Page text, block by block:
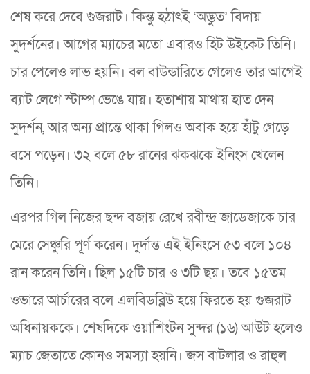
শেষ করে দেবে গুজরাট। কিন্তু হঠাৎই ‘অদ্ভুত’ বিদায়
সুদর্শনের। আগের ম্যাচের মতো এবারও হিট উইকেট তিনি।
চার পেলেও লাভ হয়নি। বল বাউন্ডারিতে গেলেও তার আগেই
ব্যাট লেগে স্টাম্প ভেঙে যায়। হতাশায় মাথায় হাত দেন
সুদর্শন, আর অন্য প্রান্তে থাকা গিলও অবাক হয়ে হাঁটু গেড়ে
বসে পড়েন। ৩২ বলে ৫৮ রানের ঝকঝকে ইনিংস খেলেন
তিনি।
এরপর গিল নিজের ছন্দ বজায় রেখে রবীন্দ্র জাডেজাকে চার
মেরে সেঞ্চুরি পূর্ণ করেন। দুর্দান্ত এই ইনিংসে ৫৩ বলে ১০৪
রান করেন তিনি। ছিল ১৫টি চার ও ৩টি ছয়। তবে ১৫তম
ওভারে আর্চারের বলে এলবিডব্লিউ হয়ে ফিরতে হয় গুজরাট
অধিনায়ককে। শেষদিকে ওয়াশিংটন সুন্দর (১৬) আউট হলেও
ম্যাচ জেতাতে কোনও সমস্যা হয়নি। জস বাটলার ও রাহুল